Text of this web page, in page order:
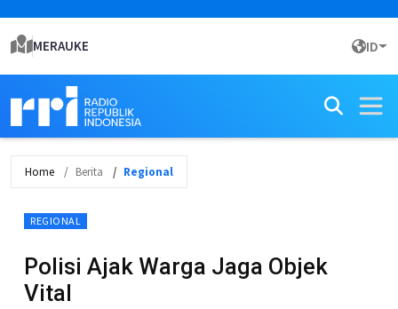
MERAUKE ID
Home Berita Regional
REGIONAL
Polisi Ajak Warga Jaga Objek
Vital